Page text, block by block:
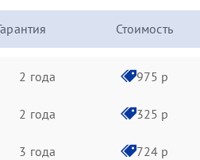
Стоимость
2 года 975 р
2 года 325 р
3 года 724 р